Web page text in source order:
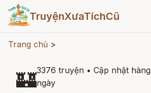
TruyệnXưaTíchCũ
Trang chủ >
🏰3376 truyện • Cập nhật hàng
ngày